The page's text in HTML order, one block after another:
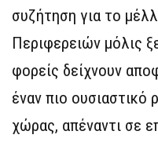
συζήτηση για το
Περιφερειών μόλις
φορείς δείχνουν
έναν πιο ουσιαστικό
χώρας, απέναντι σε